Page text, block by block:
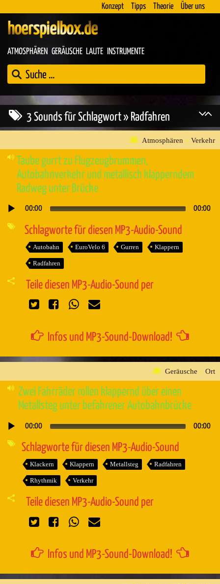
Konzept Tipps Theorie Über uns
hoerspielbox.de
ATMOSPHÄREN GERÄUSCHE LAUTE INSTRUMENTE
3 Sounds für Schlagwort » Radfahren
Atmosphären » Verkehr
Taube gurrt zu Flugzeugbrummen,
Autobahnverkehr und metallisch klapperndem
Radweg unter Brücke
Audio-
00:00 00:00
Schlagworte für diesen MP3-Audio-Sound
Autobahn EuroVelo 6 Gurren Klappern
Radfahren
Teile diesen MP3-Audio-Sound per
Infos und MP3-Sound-Download!
Geräusche » Ort
Zwei Fahrräder rollen klappernd über einen
Metallsteg unter befahrener Autobahnbrücke
Audio-
00:00 00:00
Schlagworte für diesen MP3-Audio-Sound
Klackern Klappern Metallsteg Radfahren
Rhythmik Verkehr
Teile diesen MP3-Audio-Sound per
Infos und MP3-Sound-Download!